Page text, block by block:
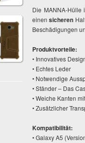
Die MANNA-Hülle
einensicheren
Beschädigungen
Produktvorteile:
• Innovatives
• Echtes Leder
• Notwendige
• Ständer – Das
• Weiche Kanten
• Zusätzlicher
Kompatibilität:
• Galaxy A5